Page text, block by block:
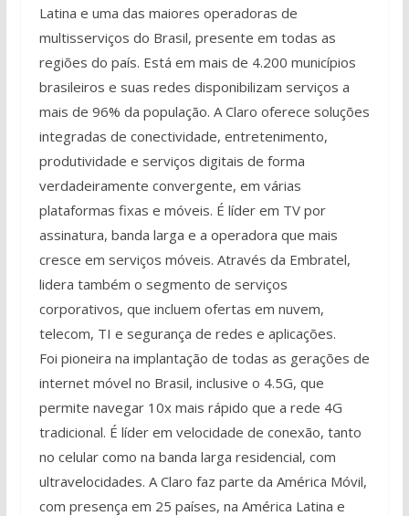
Latina e uma das maiores operadoras de
multisserviços do Brasil, presente em todas as
regiões do país. Está em mais de 4.200 municípios
brasileiros e suas redes disponibilizam serviços a
mais de 96% da população. A Claro oferece soluções
integradas de conectividade, entretenimento,
produtividade e serviços digitais de forma
verdadeiramente convergente, em várias
plataformas fixas e móveis. É líder em TV por
assinatura, banda larga e a operadora que mais
cresce em serviços móveis. Através da Embratel,
lidera também o segmento de serviços
corporativos, que incluem ofertas em nuvem,
telecom, TI e segurança de redes e aplicações.
Foi pioneira na implantação de todas as gerações de
internet móvel no Brasil, inclusive o 4.5G, que
permite navegar 10x mais rápido que a rede 4G
tradicional. É líder em velocidade de conexão, tanto
no celular como na banda larga residencial, com
ultravelocidades. A Claro faz parte da América Móvil,
com presença em 25 países, na América Latina e